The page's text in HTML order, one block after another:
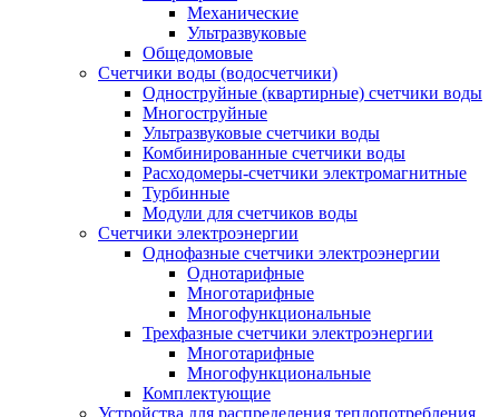
Механические
Ультразвуковые
Общедомовые
Счетчики воды (водосчетчики)
Одноструйные (квартирные) счетчики воды
Многоструйные
Ультразвуковые счетчики воды
Комбинированные счетчики воды
Расходомеры-счетчики электромагнитные
Турбинные
Модули для счетчиков воды
Счетчики электроэнергии
Однофазные счетчики электроэнергии
Однотарифные
Многотарифные
Многофункциональные
Трехфазные счетчики электроэнергии
Многотарифные
Многофункциональные
Комплектующие
Устройства для распределения теплопотребления